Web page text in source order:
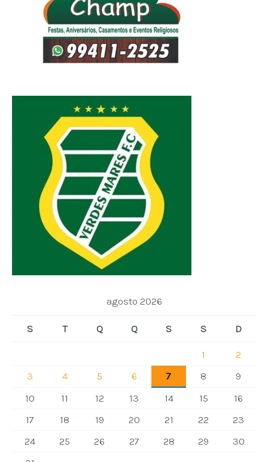
agosto 2026
S T Q Q S S D
1
2
3
4 5 6 7 8
9
10
11 12 13 14 15
16
17
18 19 20 21 22
23
24
25 26 27 28 29
30